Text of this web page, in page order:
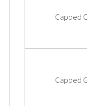
Capped
Capped